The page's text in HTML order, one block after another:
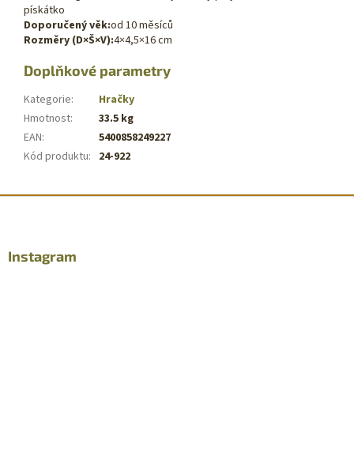
pískátko
Doporučený věk:od 10 měsíců
Rozměry (D×Š×V):4×4,5×16 cm
Doplňkové parametry
Kategorie:
Hračky
Hmotnost:
33.5 kg
EAN:
5400858249227
Kód produktu: 24-922
Instagram